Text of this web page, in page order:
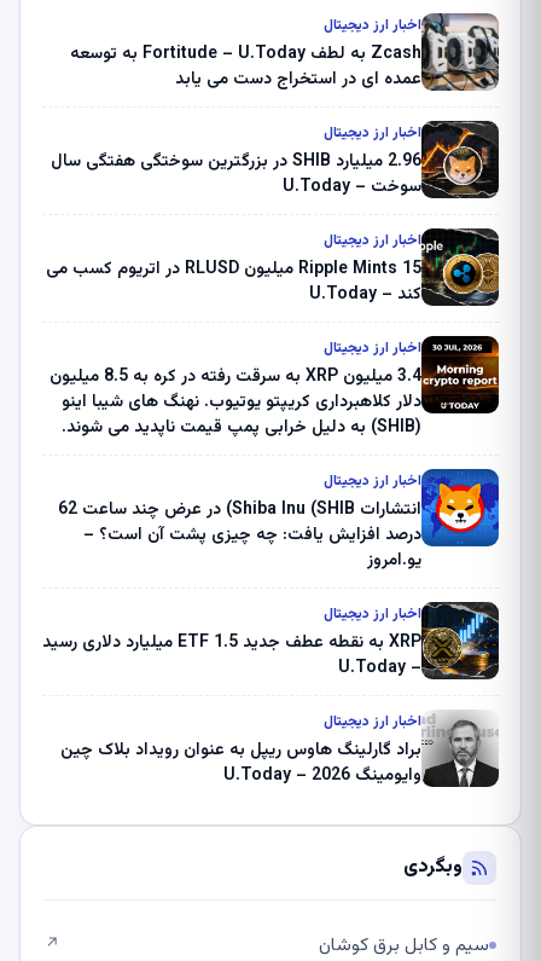
اخبار ارز دیجیتال
Zcash به لطف Fortitude – U.Today به توسعه
عمده ای در استخراج دست می یابد
اخبار ارز دیجیتال
2.96 میلیارد SHIB در بزرگترین سوختگی هفتگی سال
سوخت – U.Today
اخبار ارز دیجیتال
Ripple Mints 15 میلیون RLUSD در اتریوم کسب می
کند – U.Today
اخبار ارز دیجیتال
3.4 میلیون XRP به سرقت رفته در کره به 8.5 میلیون
دلار کلاهبرداری کریپتو یوتیوب. نهنگ های شیبا اینو
(SHIB) به دلیل خرابی پمپ قیمت ناپدید می شوند.
ثبت کرد – گزارش کریپتو صبح – U.Today
اخبار ارز دیجیتال
انتشارات Shiba Inu (SHIB) در عرض چند ساعت 62
درصد افزایش یافت: چه چیزی پشت آن است؟ –
یو.امروز
اخبار ارز دیجیتال
XRP به نقطه عطف جدید ETF 1.5 میلیارد دلاری رسید
– U.Today
اخبار ارز دیجیتال
براد گارلینگ هاوس ریپل به عنوان رویداد بلاک چین
وایومینگ 2026 – U.Today
وبگردی
سیم و کابل برق کوشان ↗